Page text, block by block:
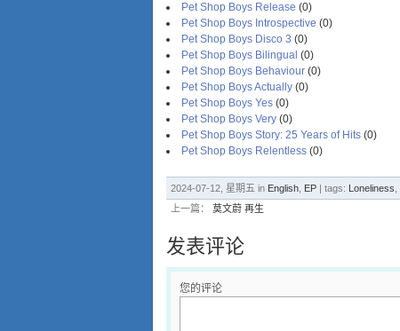
Pet Shop Boys ‎Release (0)
Pet Shop Boys ‎Introspective (0)
Pet Shop Boys ‎Disco 3 (0)
Pet Shop Boys ‎Bilingual (0)
Pet Shop Boys ‎Behaviour (0)
Pet Shop Boys ‎Actually (0)
Pet Shop Boys Yes (0)
Pet Shop Boys Very (0)
Pet Shop Boys Story: 25 Years of Hits (0)
Pet Shop Boys Relentless (0)
2024-07-12, 星期五 in English EP | tags: Loneliness
上一篇： 莫文蔚 再生
发表评论
您的评论